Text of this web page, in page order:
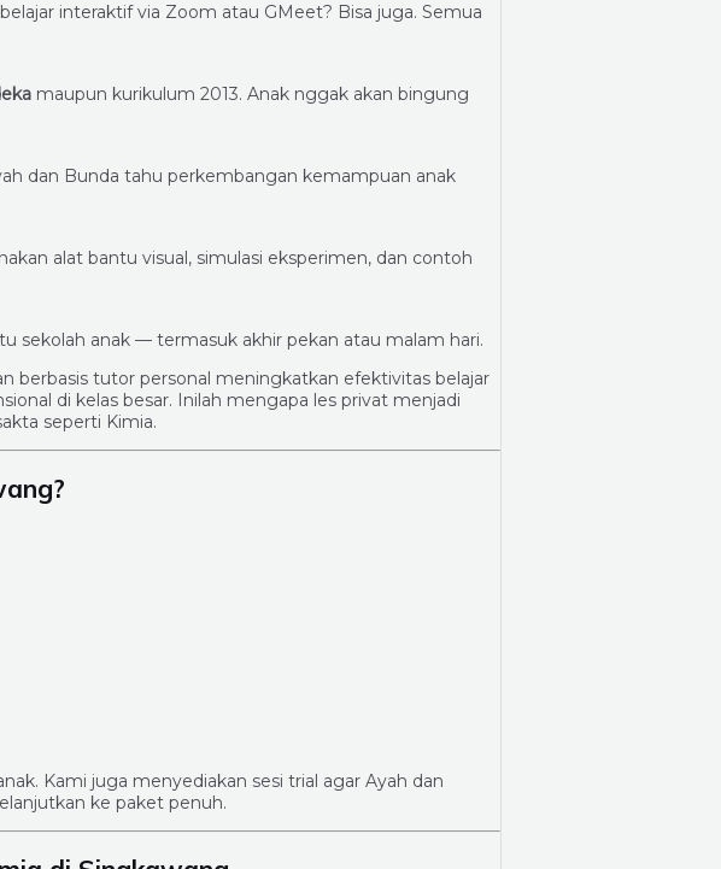
interaktif via Zoom atau GMeet? Bisa juga. Semua
maupun kurikulum 2013. Anak nggak akan bingung
dan Bunda tahu perkembangan kemampuan anak
alat bantu visual, simulasi eksperimen, dan contoh
sekolah anak — termasuk akhir pekan atau malam hari.
berbasis tutor personal meningkatkan efektivitas belajar
di kelas besar. Inilah mengapa les privat menjadi
seperti Kimia.
Kami juga menyediakan sesi trial agar Ayah dan
ke paket penuh.